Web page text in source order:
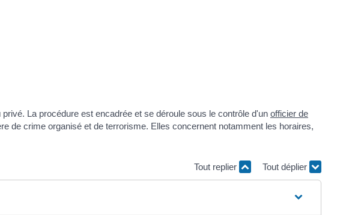
La procédure est encadrée et se déroule sous le contrôle d'un officier de
de crime organisé et de terrorisme. Elles concernent notamment les horaires,
Tout replier Tout déplier